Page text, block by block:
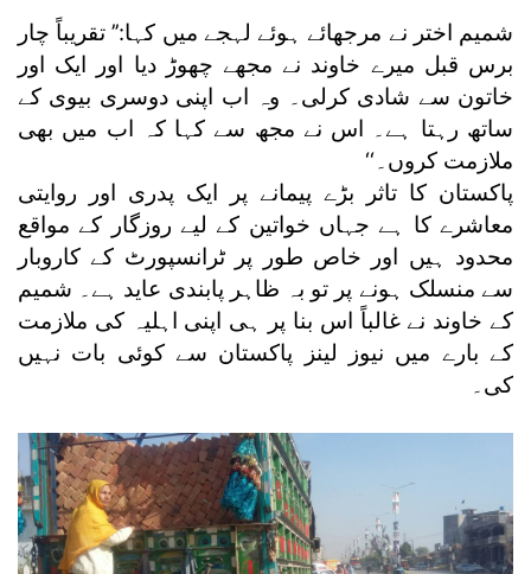
شمیم اختر نے مرجھائے ہوئے لہجے میں کہا:’’ تقریباً چار
برس قبل میرے خاوند نے مجھے چھوڑ دیا اور ایک اور
خاتون سے شادی کرلی۔ وہ اب اپنی دوسری بیوی کے
ساتھ رہتا ہے۔ اس نے مجھ سے کہا کہ اب میں بھی
ملازمت کروں۔‘‘
پاکستان کا تاثر بڑے پیمانے پر ایک پدری اور روایتی
معاشرے کا ہے جہاں خواتین کے لیے روزگار کے مواقع
محدود ہیں اور خاص طور پر ٹرانسپورٹ کے کاروبار
سے منسلک ہونے پر تو بہ ظاہر پابندی عاید ہے۔ شمیم
کے خاوند نے غالباً اس بنا پر ہی اپنی اہلیہ کی ملازمت
کے بارے میں نیوز لینز پاکستان سے کوئی بات نہیں
کی۔